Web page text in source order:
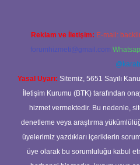
Reklam ve İletişim: E-mail:
forumhizmeti@gmail.com
Yasal Uyarı: Sitemiz, 5651 Sayılı
İletişim Kurumu (BTK) tarafından
hizmet vermektedir. Bu nedenle,
denetleme veya araştırma
üyelerimiz yazdıkları içeriklerin
üye olarak bu sorumluluğu kabul